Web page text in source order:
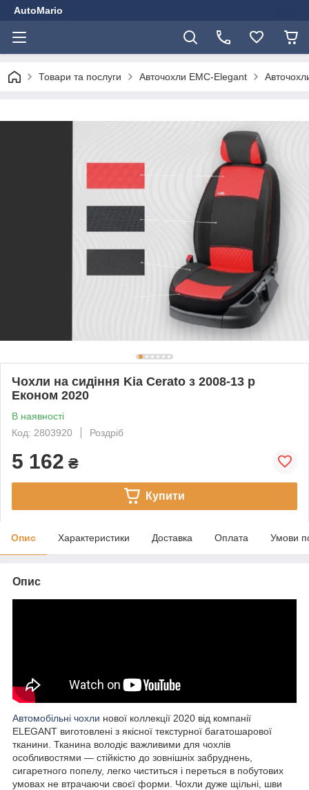
AutoMario
Товари та послуги Авточохли EMC-Elegant
Чохли на сидіння Kia Cerato з 2008-13 р
Економ 2020
В наявності
Код: 2803920
Роздріб
5 162 ₴
Купити
Опис Характеристики Доставка Оплата Умови
Опис
Автомобільні чохли нової коллекції 2020 від компанії
ELEGANT виготовлені з якісної текстурної багатошарової
тканини. Тканина володіє важливими для чохлів
особливостями — стійкістю до зовнішніх забруднень,
сигаретного попелу, легко чиститься і переться в побутових
умовах не втрачаючи своєї форми. Чохли дуже щільні, шви